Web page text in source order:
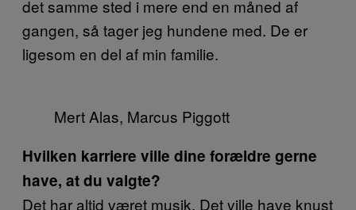
det samme sted i mere end en måned af
gangen, så tager jeg hundene med. De er
ligesom en del af min familie.
Mert Alas, Marcus Piggott
Hvilken karriere ville dine forældre gerne
have, at du valgte?
Det har altid været musik. Det ville have knust